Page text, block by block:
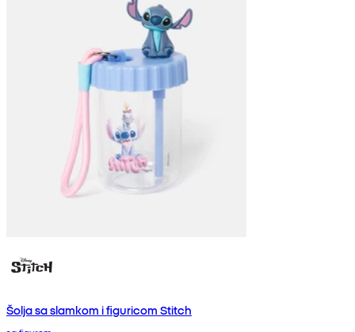
Šolja sa slamkom i figuricom Stitch